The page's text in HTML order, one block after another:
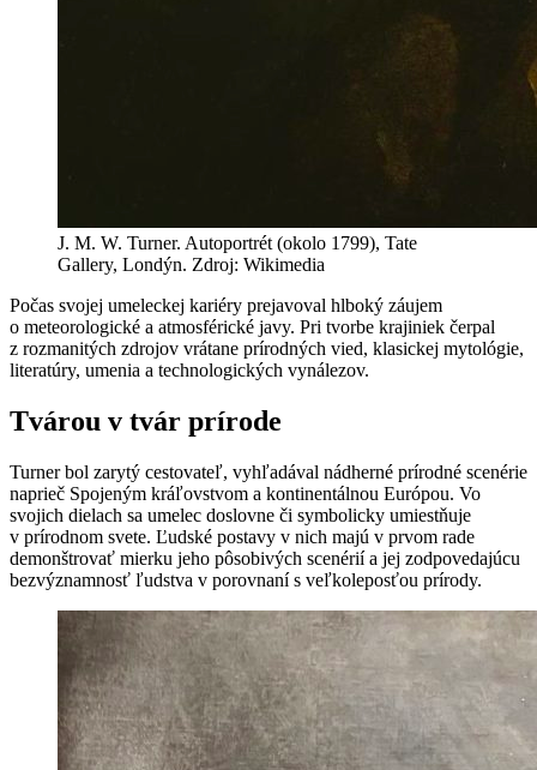
J. M. W. Turner. Autoportrét (okolo 1799), Tate
Gallery, Londýn. Zdroj: Wikimedia
Počas svojej umeleckej kariéry prejavoval hlboký záujem
o meteorologické a atmosférické javy. Pri tvorbe krajiniek čerpal
z rozmanitých zdrojov vrátane prírodných vied, klasickej mytológie,
literatúry, umenia a technologických vynálezov.
Tvárou v tvár prírode
Turner bol zarytý cestovateľ, vyhľadával nádherné prírodné scenérie
naprieč Spojeným kráľovstvom a kontinentálnou Európou. Vo
svojich dielach sa umelec doslovne či symbolicky umiestňuje
v prírodnom svete. Ľudské postavy v nich majú v prvom rade
demonštrovať mierku jeho pôsobivých scenérií a jej zodpovedajúcu
bezvýznamnosť ľudstva v porovnaní s veľkoleposťou prírody.